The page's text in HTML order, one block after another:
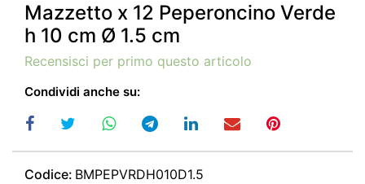
Mazzetto x 12 Peperoncino Verde
h 10 cm Ø 1.5 cm
Recensisci per primo questo articolo
Condividi anche su:
Codice: BMPEPVRDH010D1.5